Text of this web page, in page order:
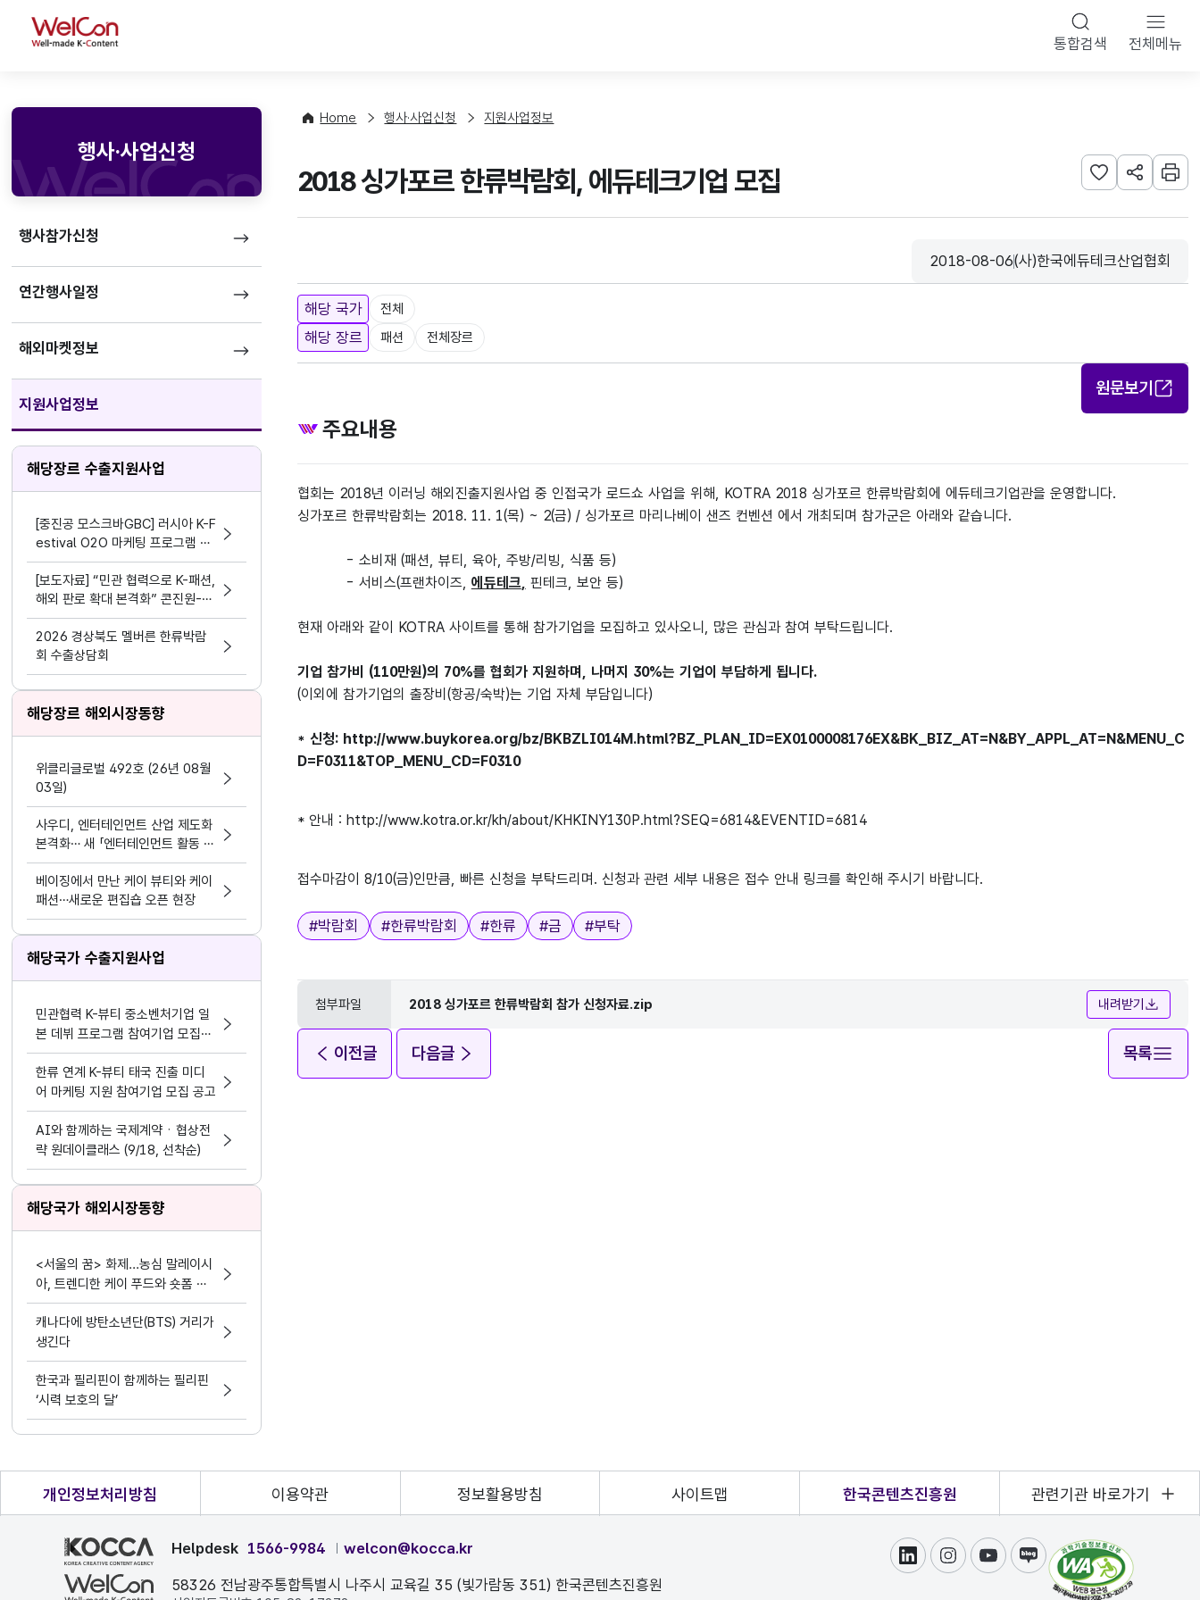
WelCon 통합검색 전체메뉴
행사·사업신청
행사참가신청
연간행사일정
해외마켓정보
지원사업정보
해당장르 수출지원사업
[중진공 모스크바GBC] 러시아 K-F
estival O2O 마케팅 프로그램 참
여기업 모집 공고(~8.19)
[보도자료] “민관 협력으로 K-패션,
해외 판로 확대 본격화” 콘진원-현
대백화점, 해외 진출 지원 업무협약
체결
2026 경상북도 멜버른 한류박람
회 수출상담회
해당장르 해외시장동향
위클리글로벌 492호 (26년 08월
03일)
사우디, 엔터테인먼트 산업 제도화
본격화… 새 「엔터테인먼트 활동 및
지원 활동법」 제정
베이징에서 만난 케이 뷰티와 케이
패션…새로운 편집숍 오픈 현장
해당국가 수출지원사업
민관협력 K-뷰티 중소벤처기업 일
본 데뷔 프로그램 참여기업 모집공
고
한류 연계 K-뷰티 태국 진출 미디
어 마케팅 지원 참여기업 모집 공고
AI와 함께하는 국제계약ㆍ협상전
략 원데이클래스 (9/18, 선착순)
해당국가 해외시장동향
<서울의 꿈> 화제...농심 말레이시
아, 트렌디한 케이 푸드와 숏폼 마
케팅 결합
캐나다에 방탄소년단(BTS) 거리가
생긴다
한국과 필리핀이 함께하는 필리핀
‘시력 보호의 달’
Home 행사·사업신청 지원사업정보
2018 싱가포르 한류박람회, 에듀테크기업 모집 관심사 등록하기
URL 공유하
인쇄
등록일
2018-08-06
수집기관
(사)한국에듀테크산업협회
해당 국가 전체
해당 장르 패션 전체장르
원문보기
주요내용
협회는 2018년 이러닝 해외진출지원사업 중 인접국가 로드쇼 사업을 위해, KOTRA 2018 싱가포르 한류박람회에 에듀테크기업관을 운영합니다.
싱가포르 한류박람회는 2018. 11. 1(목) ~ 2(금) / 싱가포르 마리나베이 샌즈 컨벤션 에서 개최되며 참가군은 아래와 같습니다.
- 소비재 (패션, 뷰티 , 육아, 주방/리빙, 식품 등)
- 서비스(프랜차이즈, 에듀테크, 핀테크, 보안 등)
현재 아래와 같이 KOTRA사이트를 통해 참가기업을 모집하고 있사오니 , 많은 관심과 참여 부탁드립니다.
기업 참가비 (110만원)의 70%를 협회가 지원하며 , 나머지 30%는 기업이 부담하게 됩니다.
(이외에 참가기업의 출장비(항공/숙박)는 기업 자체 부담입니다)
*신청: http://www.buykorea.org/bz/BKBZLI014M.html?BZ_PLAN_ID=EX0100008176EX&BK_BIZ_AT=N&BY_APPL_AT=N&MENU_C
D=F0311&TOP_MENU_CD=F0310
* 안내 :http://www.kotra.or.kr/kh/about/KHKINY130P.html?SEQ=6814&EVENTID=6814
접수마감이 8/10(금)인만큼, 빠른 신청을 부탁드리며 .신청과 관련 세부 내용은 접수 안내 링크를 확인해 주시기 바랍니다.
태그
#박람회 #한류박람회 #한류 #금 #부탁
첨부파일 2018 싱가포르 한류박람회 참가 신청자료.zip 내려받기
이전글 다음글 목록
개인정보처리방침 이용약관 정보활용방침 사이트맵 한국콘텐츠진흥원 관련기관 바로가기
Helpdesk 1566-9984 welcon@kocca.kr
58326 전남광주통합특별시 나주시 교육길 35 (빛가람동 351) 한국콘텐츠진흥원
링크드인인스타그램
유튜브블로그